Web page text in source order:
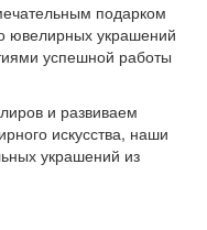
подарком
ювелирных украшений
успешной работы
и развиваем
искусства, наши
украшений из